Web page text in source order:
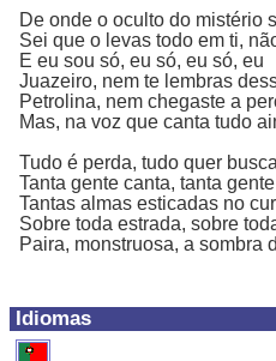
Idiomas
De onde o oculto do mistério
Sei que o levas todo em ti,
E eu sou só, eu só, eu só, eu
Juazeiro, nem te lembras
Petrolina, nem chegaste a
Mas, na voz que canta tudo
Tudo é perda, tudo quer
Tanta gente canta, tanta
Tantas almas esticadas no
Sobre toda estrada, sobre
Paira, monstruosa, a sombra